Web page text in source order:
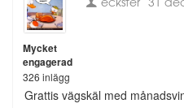
Mycket
engagerad
326 inlägg
Grattis vägskäl med